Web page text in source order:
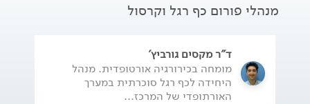
מנהלי פורום כף רגל וקרסול
ד"ר מקסים גורביץ'
מומחה בכירורגיה אורטופדית. מנהל
היחידה לכף רגל סוכרתית במערך
האורתופדי של המרכז...